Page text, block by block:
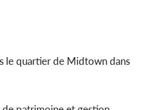
le quartier de Midtown dans